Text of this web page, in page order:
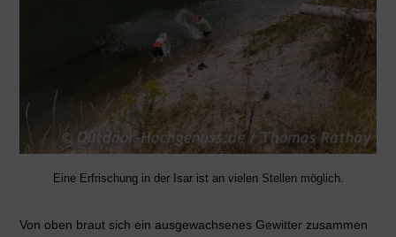
Eine Erfrischung in der Isar ist an vielen Stellen möglich.
Von oben braut sich ein ausgewachsenes Gewitter zusammen